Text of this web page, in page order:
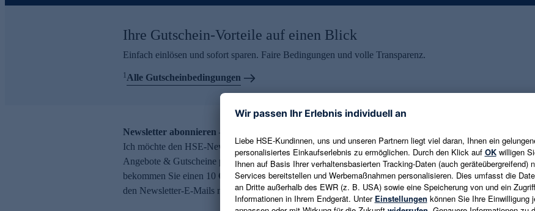
Ihre Gutschein-Vorteile auf einen Blick
Einfach einlösen und sofort sparen. Faire Bedingungen und volle Transparenz.
1Alle Gutscheinbedingungen
Newsletter abonnieren – 10 € Gutschein erhalten
Ich möchte den HSE-Newsletter abonnieren und aktuelle Trends,
Angebote & Gutscheine per E-Mail erhalten. Als Dankeschön
bekommen Sie einen 10 € Gutschein. Eine Abmeldung ist jederzeit in
den Newsletter-E-Mails möglich.
E-Mail-Adresse eingeben
Es gelten die Datenschutzrichtlinien